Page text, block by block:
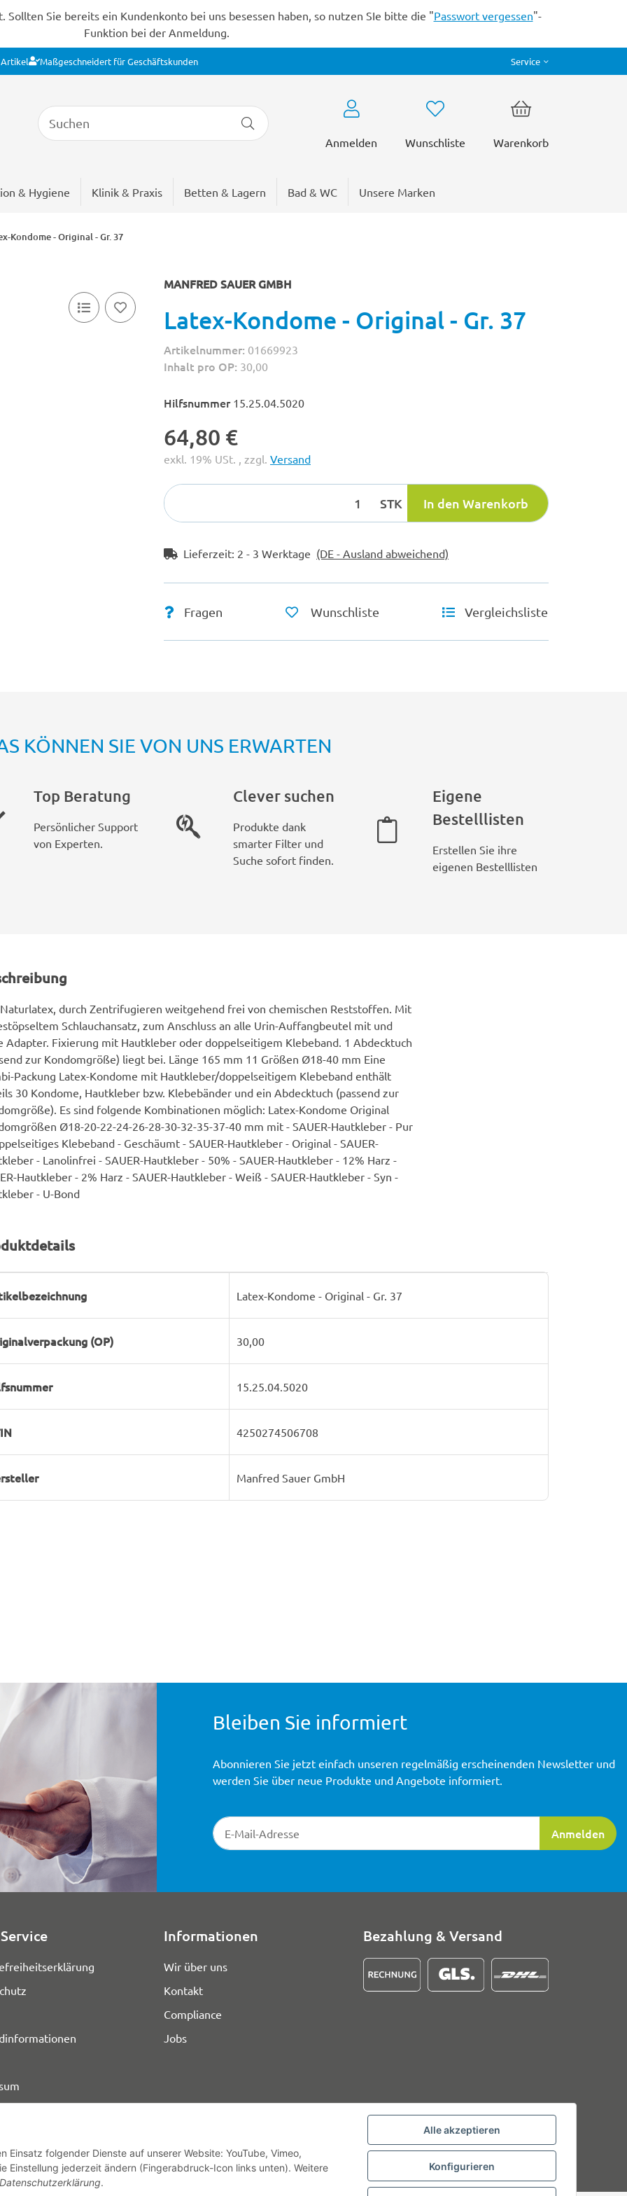
Alle akzeptieren
Konfigurieren
Einsatz folgender Dienste auf unserer Website: YouTube, Vimeo,
Einstellung jederzeit ändern (Fingerabdruck-Icon links unten). Weitere
Datenschutzerklärung.
Sie bereits ein Kundenkonto bei uns besessen haben, so nutzen SIe bitte die "Passwort vergessen"-
Funktion bei der Anmeldung.
Artikel Maßgeschneidert für Geschäftskunden Service
Anmelden Wunschliste Warenkorb
& Hygiene Klinik & Praxis Betten & Lagern Bad & WC Unsere Marken
Kondome - Original - Gr. 37
MANFRED SAUER GMBH
Latex-Kondome - Original - Gr. 37
Artikelnummer: 01669923
Inhalt pro OP: 30,00
Hilfsnummer 15.25.04.5020
64,80 €
exkl. 19% USt. , zzgl. Versand
STK In den Warenkorb
Lieferzeit: 2 - 3 Werktage (DE - Ausland abweichend)
Fragen Wunschliste Vergleichsliste
KÖNNEN SIE VON UNS ERWARTEN
Top Beratung
Persönlicher Support
von Experten.
Clever suchen
Produkte dank
smarter Filter und
Suche sofort finden.
Eigene
Bestelllisten
Erstellen Sie ihre
eigenen Bestelllisten
durch Zentrifugieren weitgehend frei von chemischen Reststoffen. Mit
Schlauchansatz, zum Anschluss an alle Urin-Auffangbeutel mit und
Adapter. Fixierung mit Hautkleber oder doppelseitigem Klebeband. 1 Abdecktuch
zur Kondomgröße) liegt bei. Länge 165 mm 11 Größen Ø18-40 mm Eine
Packung Latex-Kondome mit Hautkleber/doppelseitigem Klebeband enthält
30 Kondome, Hautkleber bzw. Klebebänder und ein Abdecktuch (passend zur
Es sind folgende Kombinationen möglich: Latex-Kondome Original
Ø18-20-22-24-26-28-30-32-35-37-40 mm mit - SAUER-Hautkleber - Pur
Klebeband - Geschäumt - SAUER-Hautkleber - Original - SAUER-
- Lanolinfrei - SAUER-Hautkleber - 50% - SAUER-Hautkleber - 12% Harz -
Hautkleber - 2% Harz - SAUER-Hautkleber - Weiß - SAUER-Hautkleber - Syn -
- U-Bond
Latex-Kondome - Original - Gr. 37
(OP) 30,00
15.25.04.5020
4250274506708
Manfred Sauer GmbH
Bleiben Sie informiert
Newsletter-Registrierung
Anmelden
Abonnieren Sie jetzt einfach unseren regelmäßig erscheinenden Newsletter und
werden Sie über neue Produkte und Angebote informiert.
Informationen
Wir über uns
Kontakt
Compliance
Jobs
Bezahlung & Versand